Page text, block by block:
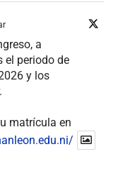
a
el periodo de
y los
matrícula en